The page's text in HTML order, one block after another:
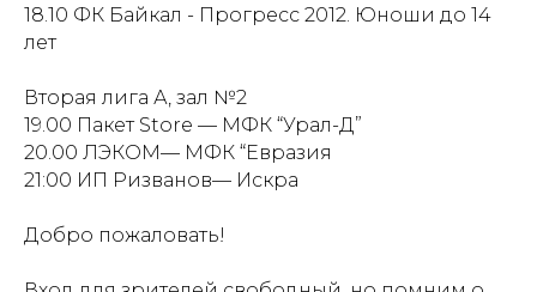
18.10 ФК Байкал - Прогресс 2012. Юноши до 14
лет
Вторая лига А, зал №2
19.00 Пакет Store — МФК “Урал-Д”
20.00 ЛЭКОМ— МФК “Евразия
21:00 ИП Ризванов— Искра
Добро пожаловать!